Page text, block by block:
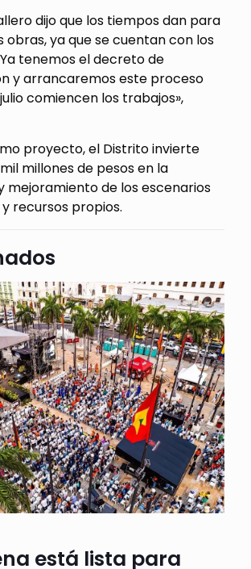
dijo que los tiempos dan para
obras, ya que se cuentan con los
tenemos el decreto de
y arrancaremos este proceso
comiencen los trabajos»,
proyecto, el Distrito invierte
millones de pesos en la
mejoramiento de los escenarios
recursos propios.
está lista para